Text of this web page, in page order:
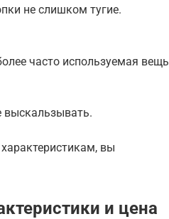
не слишком тугие.
часто используемая вещь
выскальзывать.
вы
и цена